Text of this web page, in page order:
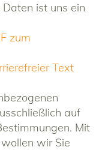
ist uns ein
zum
Text
auf
Mit
wir Sie